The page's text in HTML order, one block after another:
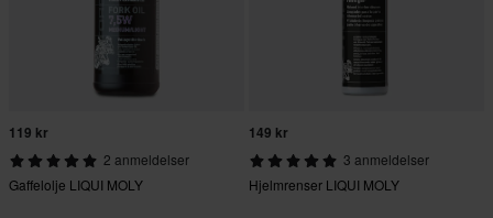
119 kr
2 anmeldelser
Gaffelolje LIQUI MOLY
149 kr
3 anmeldelser
Hjelmrenser LIQUI MOLY